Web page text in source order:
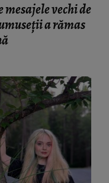
vechi de
a rămas